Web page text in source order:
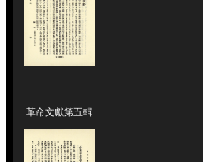
革命文獻第五輯